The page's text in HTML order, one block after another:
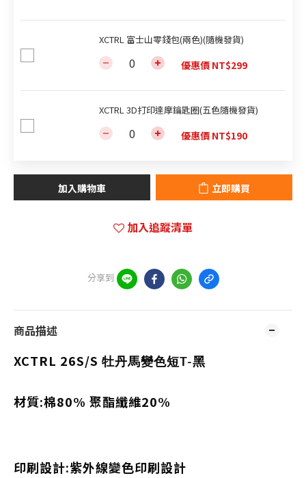
XCTRL 富士山零錢包(兩色)(隨機發貨)
優惠價 NT$299
XCTRL 3D打印達摩鑰匙圈(五色隨機發貨)
優惠價 NT$190
加入購物車 立即購買
加入追蹤清單
分享到
商品描述
XCTRL 26S/S 牡丹馬變色短T-黑
材質:棉80% 聚酯纖維20%
印刷設計:紫外線變色印刷設計